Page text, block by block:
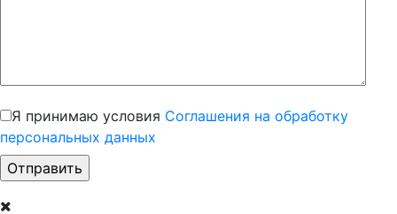
Я принимаю условия Соглашения на обработку
персональных данных